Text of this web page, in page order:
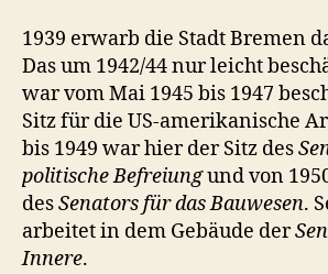
1939 erwarb die Stadt Bremen
Das um 1942/44 nur leicht
war vom Mai 1945 bis 1947
Sitz für die US-amerikanische
bis 1949 war hier der Sitz des
politische Befreiungund von
desSenators für das Bauwesen.
arbeitet in dem Gebäude der
Innere.